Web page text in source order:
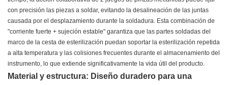
con precisión las piezas a soldar, evitando la desalineación de las juntas
causada por el desplazamiento durante la soldadura. Esta combinación de
"corriente fuerte + sujeción estable" garantiza que las partes soldadas del
marco de la cesta de esterilización puedan soportar la esterilización repetida
a alta temperatura y las colisiones frecuentes durante el almacenamiento del
instrumento, lo que extiende significativamente la vida útil del producto.
Material y estructura: Diseño duradero para una